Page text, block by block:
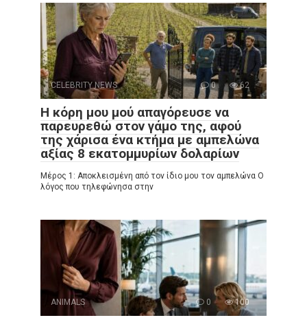
CELEBRITY NEWS 0 62
Η κόρη μου μού απαγόρευσε να
παρευρεθώ στον γάμο της, αφού
της χάρισα ένα κτήμα με αμπελώνα
αξίας 8 εκατομμυρίων δολαρίων
Μέρος 1: Αποκλεισμένη από τον ίδιο μου τον αμπελώνα Ο
λόγος που τηλεφώνησα στην
ANIMALS 0 100